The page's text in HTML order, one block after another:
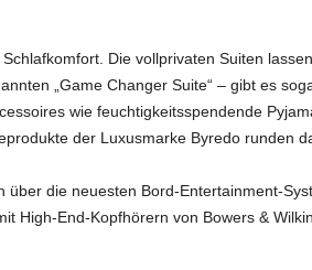
Die vollprivaten Suiten
„Game Changer Suite“ – gibt es
wie feuchtigkeitsspendende
der Luxusmarke Byredo runden
über die neuesten Bord-Entertainment-
High-End-Kopfhörern von Bowers &